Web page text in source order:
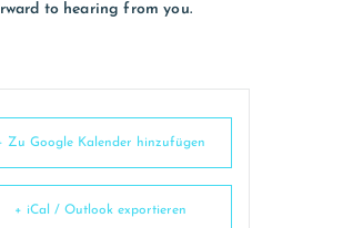
to hearing from you.
Zu Google Kalender hinzufügen
+ iCal / Outlook exportieren